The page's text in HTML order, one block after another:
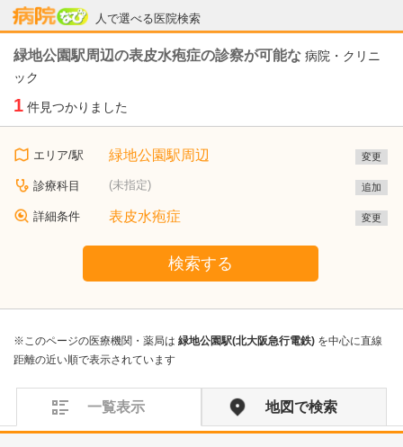
人で選べる医院検索
病院なび
緑地公園駅周辺の表皮水疱症の診察が可能な 病院・クリニ
ック
1 件見つかりました
エリア/駅 緑地公園駅周辺 変更
診療科目 (未指定) 追加
詳細条件 表皮水疱症 変更
検索する
※このページの医療機関・薬局は 緑地公園駅(北大阪急行電鉄) を中心に直線
距離の近い順で表示されています
一覧表示 地図で検索